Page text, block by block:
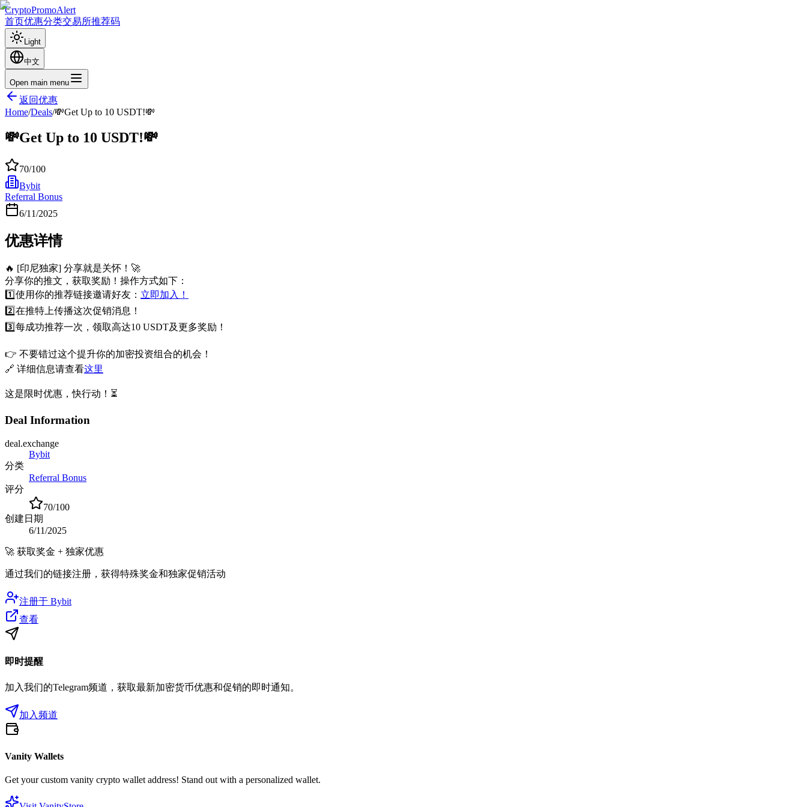
CryptoPromoAlert
首页优惠分类交易所推荐码
Light
中文
Open main menu
返回优惠
Home/Deals/💸Get Up to 10 USDT!💸
💸Get Up to 10 USDT!💸
70/100
Bybit
Referral Bonus
6/11/2025
优惠详情
🔥 [印尼独家] 分享就是关怀！🚀
分享你的推文，获取奖励！操作方式如下：
1️⃣使用你的推荐链接邀请好友： 立即加入！
2️⃣在推特上传播这次促销消息！
3️⃣每成功推荐一次，领取高达10 USDT及更多奖励！
👉 不要错过这个提升你的加密投资组合的机会！
🔗 详细信息请查看这里
这是限时优惠，快行动！⏳
Deal Information
deal.exchange
Bybit
分类
Referral Bonus
评分
70/100
创建日期
6/11/2025
🚀 获取奖金 + 独家优惠
通过我们的链接注册，获得特殊奖金和独家促销活动
注册于 Bybit
查看
即时提醒
加入我们的Telegram频道，获取最新加密货币优惠和促销的即时通知。
加入频道
Vanity Wallets
Get your custom vanity crypto wallet address! Stand out with a personalized wallet.